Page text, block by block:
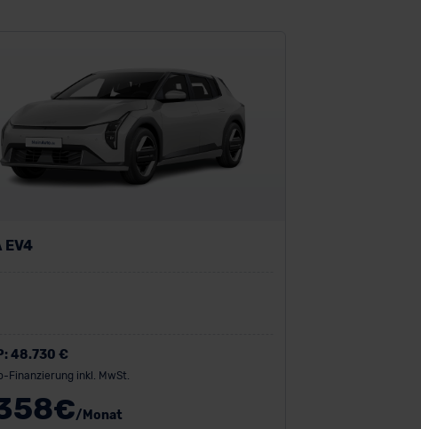
EV4
48.730 €
Finanzierung inkl. MwSt.
€/Monat